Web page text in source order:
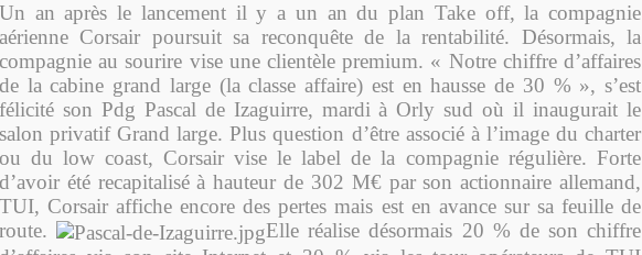
Un an après le lancement il y a un an du plan Take off, la compagnie
aérienne Corsair poursuit sa reconquête de la rentabilité. Désormais, la
compagnie au sourire vise une clientèle premium. « Notre chiffre d’affaires
de la cabine grand large (la classe affaire) est en hausse de 30 % », s’est
félicité son Pdg Pascal de Izaguirre, mardi à Orly sud où il inaugurait le
salon privatif Grand large. Plus question d’être associé à l’image du charter
ou du low coast, Corsair vise le label de la compagnie régulière. Forte
d’avoir été recapitalisé à hauteur de 302 M€ par son actionnaire allemand,
TUI, Corsair affiche encore des pertes mais est en avance sur sa feuille de
route.
Elle réalise désormais 20 % de son chiffre